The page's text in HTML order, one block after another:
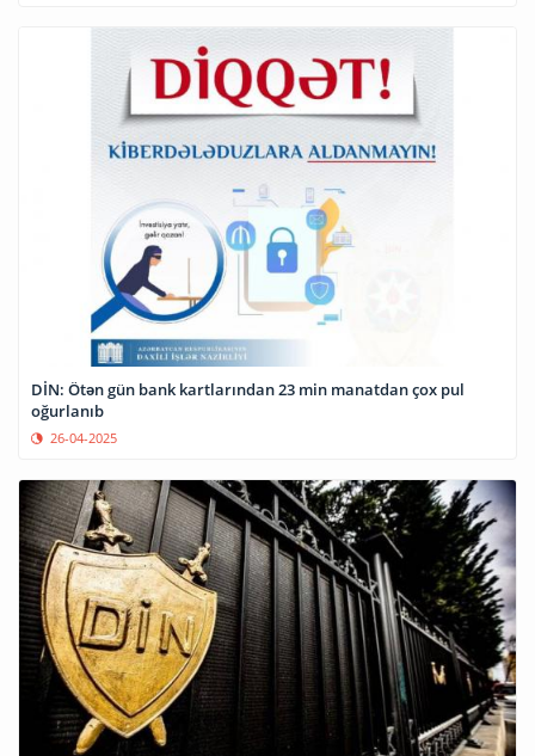
DİN: Ötən gün bank kartlarından 23 min manatdan çox pul
oğurlanıb
26-04-2025